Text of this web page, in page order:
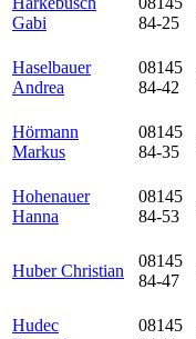
Gabi
84-25
Haselbauer
Andrea
08145
84-42
Hörmann
Markus
08145
84-35
Hohenauer
Hanna
08145
84-53
Huber Christian
08145
84-47
Hudec
08145